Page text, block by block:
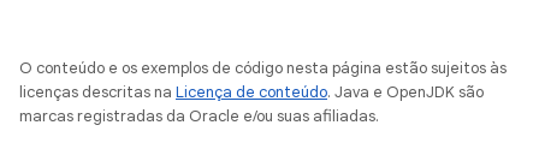
O conteúdo e os exemplos de código nesta página estão sujeitos às
licenças descritas na Licença de conteúdo. Java e OpenJDK são
marcas registradas da Oracle e/ou suas afiliadas.